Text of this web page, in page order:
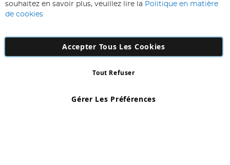
d’information
:
Number: 863029607
souhaitez en savoir plus, veuillez lire la Politique en matière
de cookies
Accepter Tous Les Cookies
Gérer Les Préférences
Tout Refuser